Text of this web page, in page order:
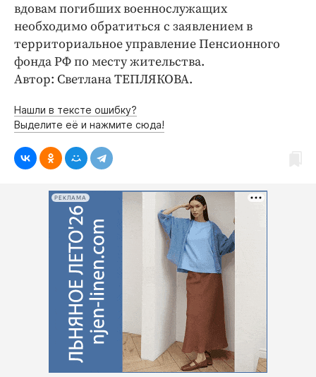
вдовам погибших военнослужащих
необходимо обратиться с заявлением в
территориальное управление Пенсионного
фонда РФ по месту жительства.
Автор: Светлана ТЕПЛЯКОВА.
Нашли в тексте ошибку?
Выделите её и нажмите сюда!
РЕКЛАМА